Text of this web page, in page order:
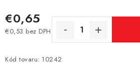
€0,65
€0,53 bez DPH
Jednotková cena:
Kód tovaru: 10242